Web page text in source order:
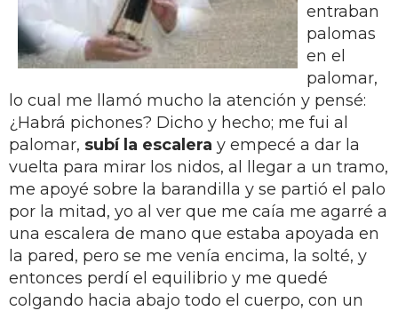
entraban
palomas
en el
palomar,
lo cual me llamó mucho la atención y pensé:
¿Habrá pichones? Dicho y hecho; me fui al
palomar, subí la escalera y empecé a dar la
vuelta para mirar los nidos, al llegar a un tramo,
me apoyé sobre la barandilla y se partió el palo
por la mitad, yo al ver que me caía me agarré a
una escalera de mano que estaba apoyada en
la pared, pero se me venía encima, la solté, y
entonces perdí el equilibrio y me quedé
colgando hacia abajo todo el cuerpo, con un